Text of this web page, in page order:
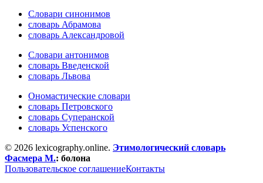
Словари синонимов
словарь Абрамова
словарь Александровой
Словари антонимов
словарь Введенской
словарь Львова
Ономастические словари
словарь Петровского
словарь Суперанской
словарь Успенского
© 2026 lexicography.online. Этимологический словарь
Фасмера М.: болона
Пользовательское соглашениеКонтакты